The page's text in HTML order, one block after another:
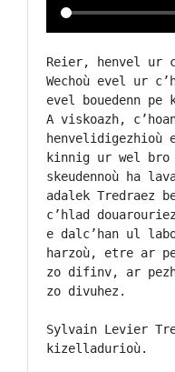
Reier, henvel ur
Wechoù evel ur
evel bouedenn pe
A viskoazh,
henvelidigezhioù
kinnig ur wel bro
skeudennoù ha
adalek Tredraez
c’hlad
e dalc’han ul
harzoù, etre ar
zo difinv, ar
zo divuhez.
Sylvain Levier
kizelladurioù.